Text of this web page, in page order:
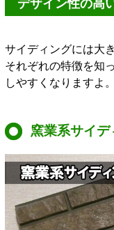
デザイン性の高
サイディングには大
それぞれの特徴を知
しやすくなりますよ。
窯業系サイデ